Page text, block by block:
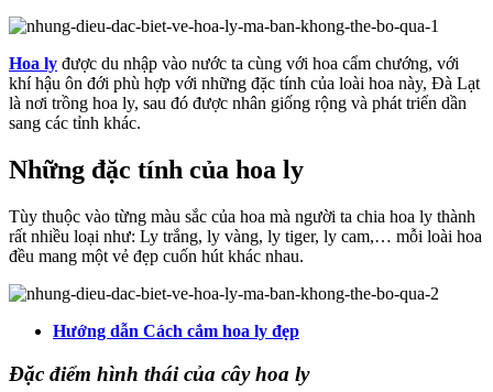
Hoa ly được du nhập vào nước ta cùng với hoa cẩm chướng, với
khí hậu ôn đới phù hợp với những đặc tính của loài hoa này, Đà Lạt
là nơi trồng hoa ly, sau đó được nhân giống rộng và phát triển dần
sang các tỉnh khác.
Những đặc tính của hoa ly
Tùy thuộc vào từng màu sắc của hoa mà người ta chia hoa ly thành
rất nhiều loại như: Ly trắng, ly vàng, ly tiger, ly cam,… mỗi loài hoa
đều mang một vẻ đẹp cuốn hút khác nhau.
Hướng dẫn Cách cắm hoa ly đẹp
Đặc điểm hình thái của cây hoa ly